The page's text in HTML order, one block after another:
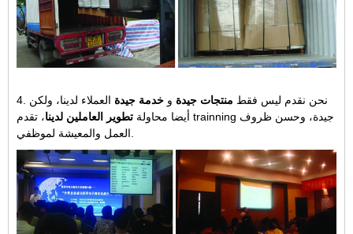
4. نحن نقدم ليس فقط منتجات جيدة و خدمة جيدة العملاء لدينا، ولكن
أيضا محاولة تطوير العاملين لدينا، تقدم trainning جيدة، وحسن ظروف